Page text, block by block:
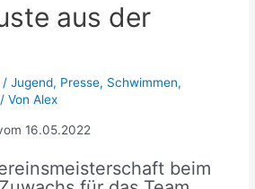
aus der
/Jugend, Presse, Schwimmen,
/ VonAlex
16.05.2022
beim